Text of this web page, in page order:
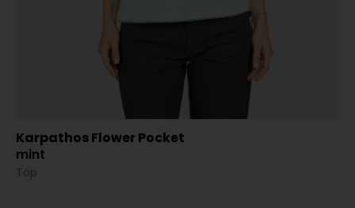
Karpathos Flower Pocket
mint
Top